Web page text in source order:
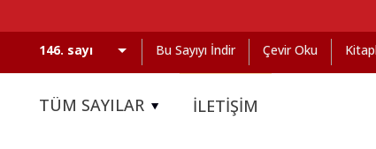
Bu Sayıyı İndir Çevir Oku
TÜM SAYILAR İLETİŞİM